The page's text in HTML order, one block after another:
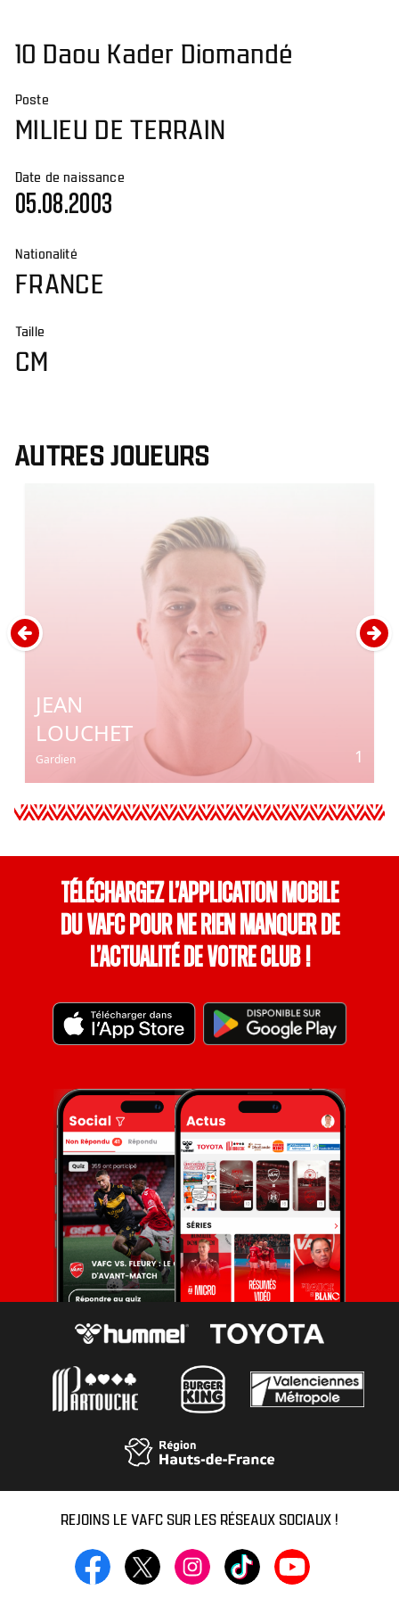
10 Daou Kader Diomandé
Poste
MILIEU DE TERRAIN
Date de naissance
05.08.2003
Nationalité
FRANCE
Taille
CM
AUTRES JOUEURS
JEAN
LOUCHET
Gardien 1
Téléchargez l’application mobile
du VAFC pour ne rien manquer de
l’actualité de votre club !
REJOINS LE VAFC SUR LES RÉSEAUX SOCIAUX !